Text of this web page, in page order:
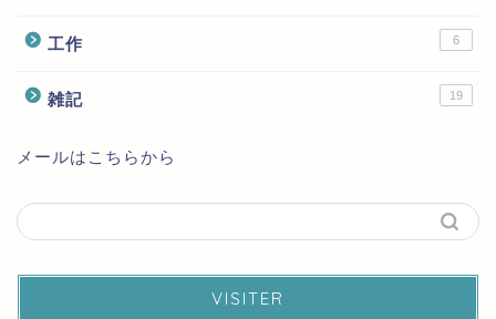
工作 6
雑記 19
メールはこちらから
VISITER